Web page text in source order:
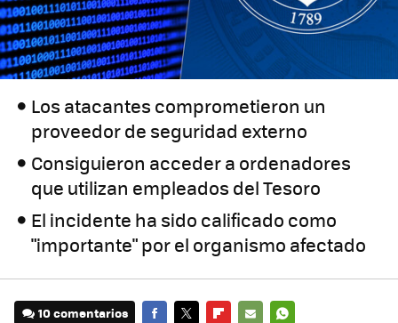
Los atacantes comprometieron un
proveedor de seguridad externo
Consiguieron acceder a ordenadores
que utilizan empleados del Tesoro
El incidente ha sido calificado como
"importante" por el organismo afectado
10 comentarios